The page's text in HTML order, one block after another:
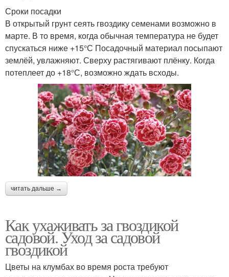
Сроки посадки
В открытый грунт сеять гвоздику семенами возможно в
марте. В то время, когда обычная температура не будет
спускаться ниже +15°С Посадочный материал посыпают
землёй, увлажняют. Сверху растягивают плёнку. Когда
потеплеет до +18°С, возможно ждать всходы.
читать дальше →
Как ухаживать за гвоздикой
садовой. Уход за садовой
гвоздикой
Цветы на клумбах во время роста требуют